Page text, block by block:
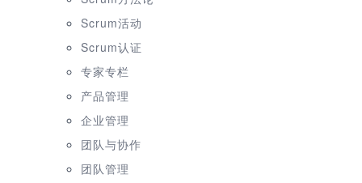
Scrum活动
Scrum认证
专家专栏
产品管理
企业管理
团队与协作
团队管理